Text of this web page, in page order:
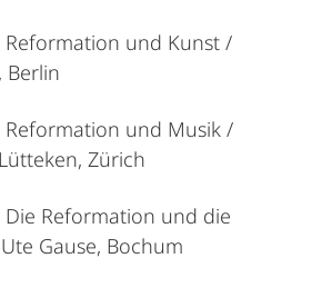
und Kunst /
Berlin
und Musik /
Zürich
Reformation und die
Gause, Bochum